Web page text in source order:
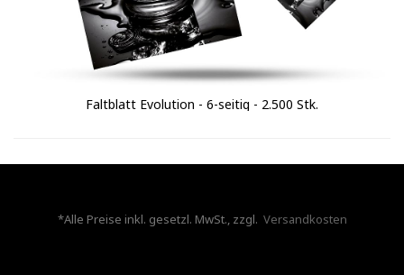
Faltblatt Evolution - 6-seitig - 2.500 Stk.
*Alle Preise inkl. gesetzl. MwSt., zzgl. Versandkosten